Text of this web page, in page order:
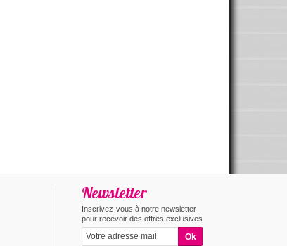
Newsletter
Inscrivez-vous à notre newsletter
pour recevoir des offres exclusives